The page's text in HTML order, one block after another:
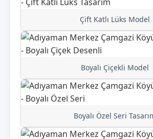
Çift Katlı Lüks Model
Boyalı Çiçekli Model
Boyalı Özel Seri